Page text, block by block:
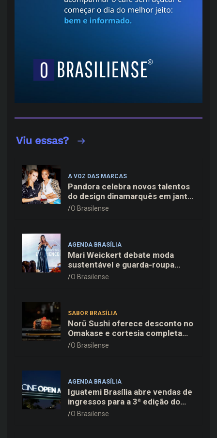
A VOZ DAS MARCAS
Pandora celebra novos talentos
do design dinamarquês em jantar
exclusivo no restaurante Daphne
O Brasilense
AGENDA BRASÍLIA
Mari Weickert debate moda
sustentável e guarda-roupa
inteligente no ParkShopping
O Brasilense
SABOR BRASÍLIA
Norū Sushi oferece desconto no
Omakase e cortesia completa
para os pais neste domingo
O Brasilense
AGENDA BRASÍLIA
Iguatemi Brasília abre vendas de
ingressos para a 3ª edição do
Cine Open Air
O Brasilense